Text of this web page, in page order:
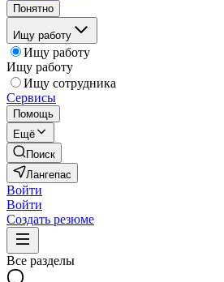
Понятно
Ищу работу
Ищу работу
Ищу работу
Ищу сотрудника
Сервисы
Помощь
Ещё
Поиск
Лангепас
Войти
Войти
Создать резюме
Все разделы